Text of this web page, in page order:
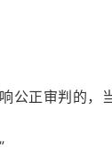
公正审判的，